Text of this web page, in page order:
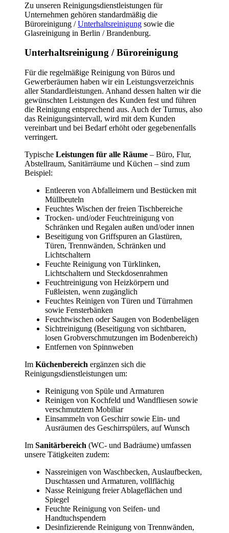
Zu unseren Reinigungsdienstleistungen für
Unternehmen gehören standardmäßig die
Büroreinigung /Unterhaltsreinigung sowie die
Glasreinigung in Berlin / Brandenburg.
Unterhaltsreinigung / Büroreinigung
Für die regelmäßige Reinigung von Büros und
Gewerberäumen haben wir ein Leistungsverzeichnis
aller Standardleistungen. Anhand dessen halten wir die
gewünschten Leistungen des Kunden fest und führen
die Reinigung entsprechend aus. Auch der Turnus, also
das Reinigungsintervall, wird mit dem Kunden
vereinbart und bei Bedarf erhöht oder gegebenenfalls
verringert.
Typische Leistungen für alle Räume – Büro, Flur,
Abstellraum, Sanitärräume und Küchen – sind zum
Beispiel:
Entleeren von Abfalleimern und Bestücken mit
Müllbeuteln
Feuchtes Wischen der freien Tischbereiche
Trocken- und/oder Feuchtreinigung von
Schränken und Regalen außen und/oder innen
Beseitigung von Griffspuren an Glastüren,
Türen, Trennwänden, Schränken und
Lichtschaltern
Feuchte Reinigung von Türklinken,
Lichtschaltern und Steckdosenrahmen
Feuchtreinigung von Heizkörpern und
Fußleisten, wenn zugänglich
Feuchtes Reinigen von Türen und Türrahmen
sowie Fensterbänken
Feuchtwischen oder Saugen von Bodenbelägen
Sichtreinigung (Beseitigung von sichtbaren,
losen Grobverschmutzungen im Bodenbereich)
Entfernen von Spinnweben
Im Küchenbereich ergänzen sich die
Reinigungsdienstleistungen um:
Reinigung von Spüle und Armaturen
Reinigen von Kochfeld und Wandfliesen sowie
verschmutztem Mobiliar
Einsammeln von Geschirr sowie Ein- und
Ausräumen des Geschirrspülers, auf Wunsch
Im Sanitärbereich (WC- und Badräume) umfassen
unsere Tätigkeiten zudem:
Nassreinigen von Waschbecken, Auslaufbecken,
Duschtassen und Armaturen, vollflächig
Nasse Reinigung freier Ablageflächen und
Spiegel
Feuchte Reinigung von Seifen- und
Handtuchspendern
Desinfizierende Reinigung von Trennwänden,